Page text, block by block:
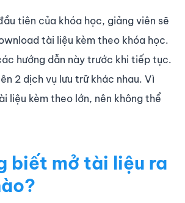
tiên của khóa học, giảng viên sẽ
tài liệu kèm theo khóa học.
hướng dẫn này trước khi tiếp tục.
2 dịch vụ lưu trữ khác nhau. Vì
liệu kèm theo lớn, nên không thể
biết mở tài liệu ra